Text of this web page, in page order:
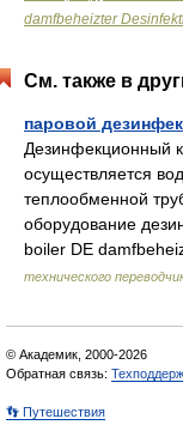
damfbeheizter
См. также в
паровой
Дезинфекционный
осуществляется
теплообменной
оборудование
boiler DE
технического
© Академик, 2000-2026
Обратная связь:
👣 Путешествия